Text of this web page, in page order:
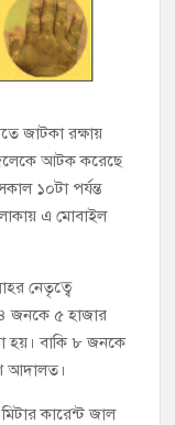
কাজ করছি’ :
জাটকা রক্ষায়
আটক করেছে
১০টা পর্যন্ত
এ মোবাইল
নেতৃত্বে
জনকে ৫ হাজার
হয়। বাকি ৮ জনকে
আদালত।
কারেন্ট জাল